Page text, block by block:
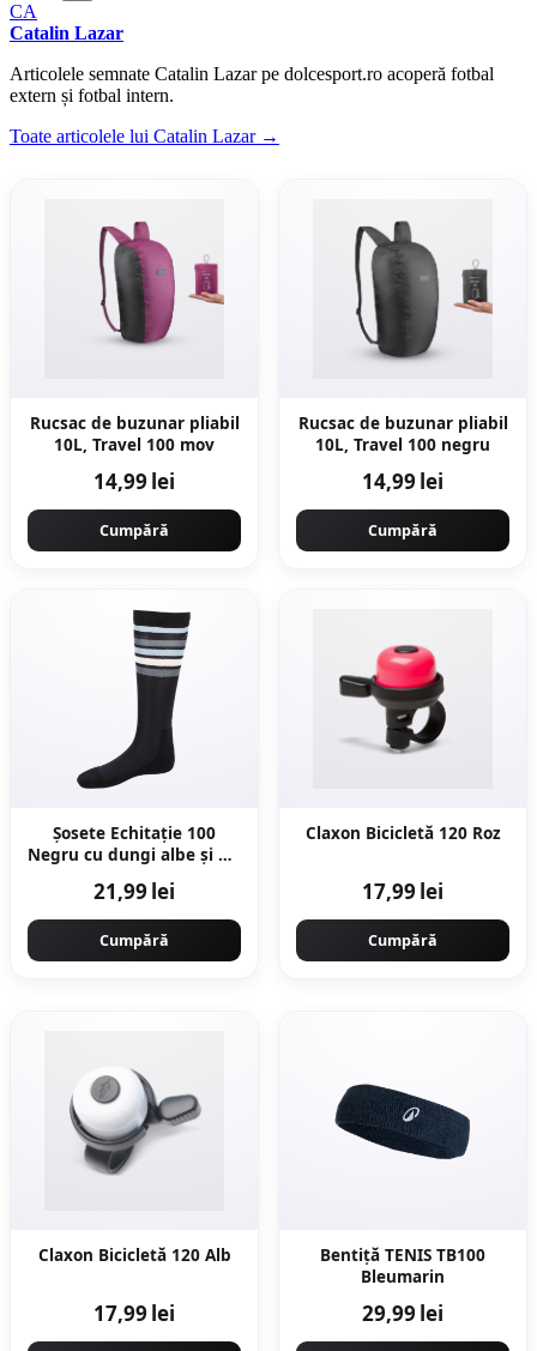
CA
Catalin Lazar
Articolele semnate Catalin Lazar pe dolcesport.ro acoperă fotbal
extern și fotbal intern.
Toate articolele lui Catalin Lazar →
Rucsac de buzunar pliabil
10L, Travel 100 mov
14,99 lei
Cumpără
Rucsac de buzunar pliabil
10L, Travel 100 negru
14,99 lei
Cumpără
Şosete Echitaţie 100
Negru cu dungi albe și gri
21,99 lei
Cumpără
Claxon Bicicletă 120 Roz
17,99 lei
Cumpără
Claxon Bicicletă 120 Alb
17,99 lei
Bentiță TENIS TB100
Bleumarin
29,99 lei